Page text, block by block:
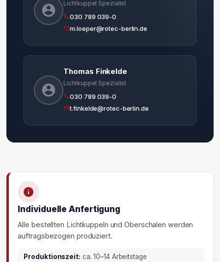
Lichtkuppel Spezialist
030 789 039-0
m.loeper@rotec-berlin.de
Thomas Finkelde
Lichtkuppel Spezialist
030 789 039-0
t.finkelde@rotec-berlin.de
Individuelle Anfertigung
Alle bestellten Lichtkuppeln und Oberschalen werden
auftragsbezogen produziert.
Produktionszeit: ca. 10–14 Arbeitstage